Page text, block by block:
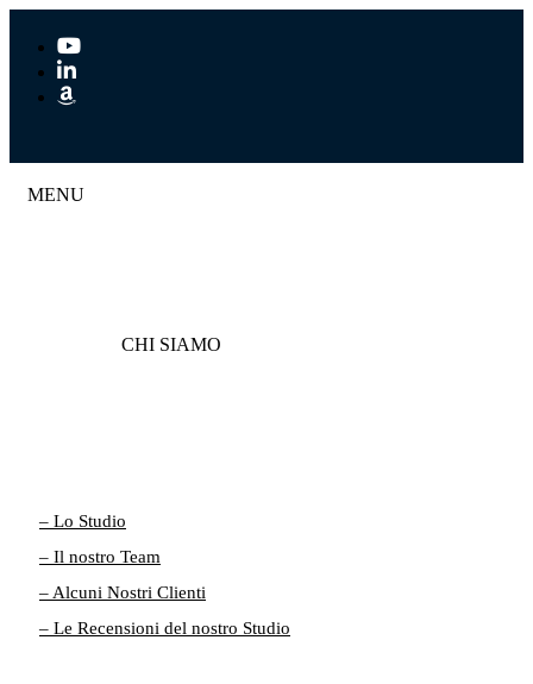
MENU
CHI SIAMO
– Lo Studio
– Il nostro Team
– Alcuni Nostri Clienti
– Le Recensioni del nostro Studio